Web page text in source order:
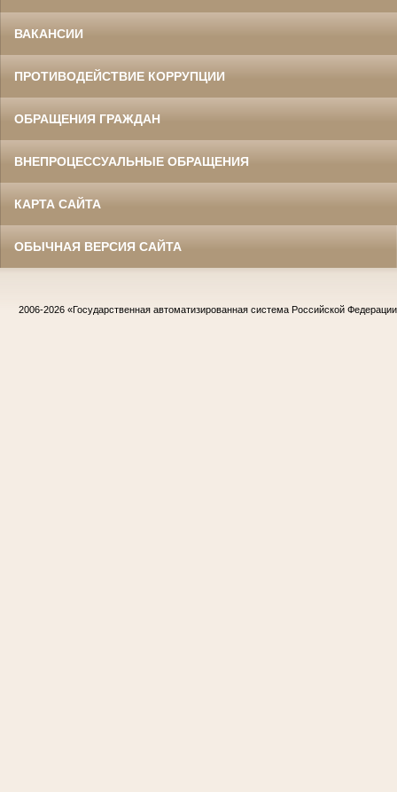
ВАКАНСИИ
ПРОТИВОДЕЙСТВИЕ КОРРУПЦИИ
ОБРАЩЕНИЯ ГРАЖДАН
ВНЕПРОЦЕССУАЛЬНЫЕ ОБРАЩЕНИЯ
КАРТА САЙТА
ОБЫЧНАЯ ВЕРСИЯ САЙТА
2006-2026 «Государственная автоматизированная система Российской